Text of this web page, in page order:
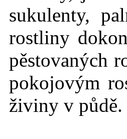
sukulenty,
rostliny
pěstovaných
pokojovým
živiny v půdě.